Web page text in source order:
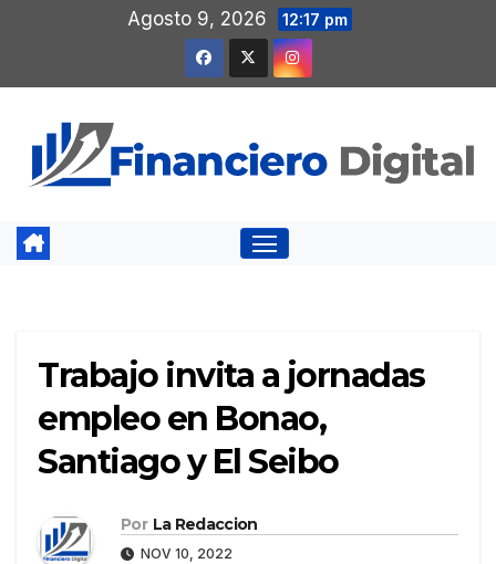
contenido
Agosto 9, 2026 12:17 pm
Trabajo invita a jornadas
empleo en Bonao,
Santiago y El Seibo
Por La Redaccion
NOV 10, 2022